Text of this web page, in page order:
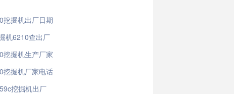
挖掘机出厂日期
机6210查出厂
挖掘机生产厂家
挖掘机厂家电话
挖掘机出厂